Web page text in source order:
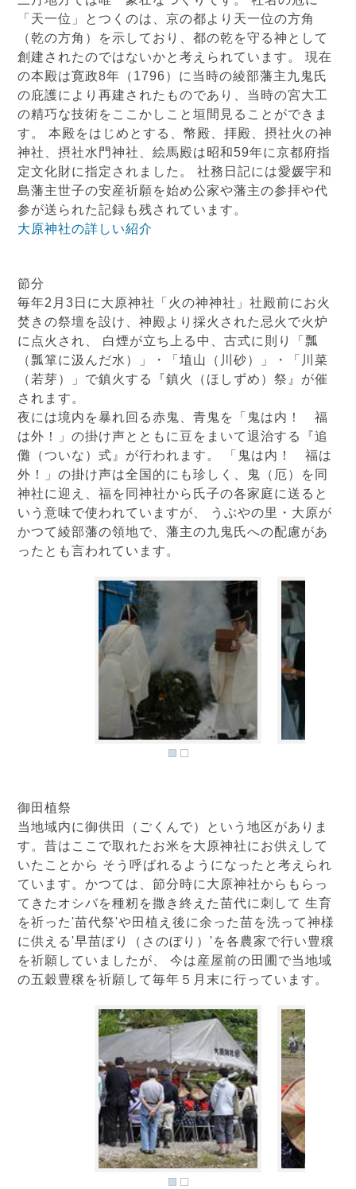
「天一位」とつくのは、京の都より天一位の方角
（乾の方角）を示しており、都の乾を守る神として
創建されたのではないかと考えられています。 現在
の本殿は寛政8年（1796）に当時の綾部藩主九鬼氏
の庇護により再建されたものであり、当時の宮大工
の精巧な技術をここかしこと垣間見ることができま
す。 本殿をはじめとする、幣殿、拝殿、摂社火の神
神社、摂社水門神社、絵馬殿は昭和59年に京都府指
定文化財に指定されました。 社務日記には愛媛宇和
島藩主世子の安産祈願を始め公家や藩主の参拝や代
参が送られた記録も残されています。
大原神社の詳しい紹介
節分
毎年2月3日に大原神社「火の神神社」社殿前にお火
焚きの祭壇を設け、神殿より採火された忌火で火炉
に点火され、 白煙が立ち上る中、古式に則り「瓢
（瓢箪に汲んだ水）」・「埴山（川砂）」・「川菜
（若芽）」で鎮火する『鎮火（ほしずめ）祭』が催
されます。
夜には境内を暴れ回る赤鬼、青鬼を「鬼は内！ 福
は外！」の掛け声とともに豆をまいて退治する『追
儺（ついな）式』が行われます。 「鬼は内！ 福は
外！」の掛け声は全国的にも珍しく、鬼（厄）を同
神社に迎え、福を同神社から氏子の各家庭に送ると
いう意味で使われていますが、 うぶやの里・大原が
かつて綾部藩の領地で、藩主の九鬼氏への配慮があ
ったとも言われています。
御田植祭
当地域内に御供田（ごくんで）という地区がありま
す。昔はここで取れたお米を大原神社にお供えして
いたことから そう呼ばれるようになったと考えられ
ています。かつては、節分時に大原神社からもらっ
てきたオシバを種籾を撒き終えた苗代に刺して 生育
を祈った'苗代祭'や田植え後に余った苗を洗って神様
に供える'早苗ぼり（さのぼり）'を各農家で行い豊穣
を祈願していましたが、 今は産屋前の田圃で当地域
の五穀豊穣を祈願して毎年５月末に行っています。